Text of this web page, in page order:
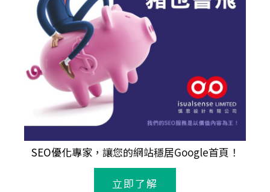
SEO優化專家，讓您的網站穩居Google首頁！
立即了解